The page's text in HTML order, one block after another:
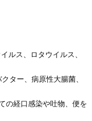
ス、ロタウイルス、
病原性大腸菌、
経口感染や吐物、便を